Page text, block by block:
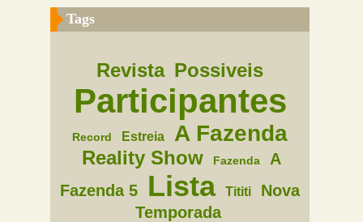
Tags
Revista Possiveis
Participantes
Record Estreia A Fazenda
Reality Show Fazenda
A
Fazenda 5
Lista Tititi
Nova
Temporada